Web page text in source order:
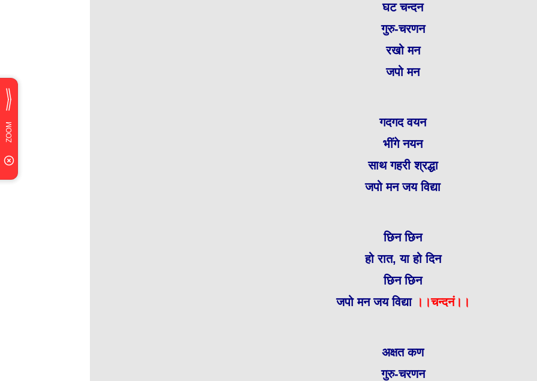
घट चन्दन
गुरु-चरणन
रखो मन
जपो मन
गदगद वयन
भींगे नयन
साथ गहरी श्रद्धा
जपो मन जय विद्या
छिन छिन
हो रात, या हो दिन
छिन छिन
जपो मन जय विद्या ।।चन्दनं।।
अक्षत कण
गुरु-चरणन